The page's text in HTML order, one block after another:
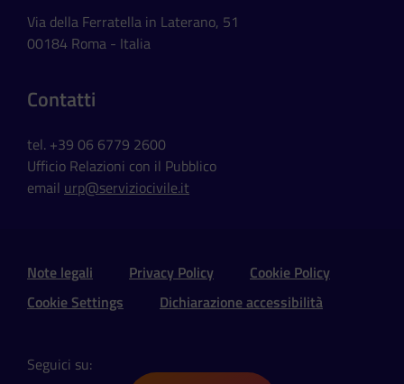
Via della Ferratella in Laterano, 51
00184 Roma - Italia
Contatti
tel. +39 06 6779 2600
Ufficio Relazioni con il Pubblico
email urp@serviziocivile.it
Sezione Link Utili e Social
Note legali Privacy Policy
Cookie Policy
Cookie Settings
Dichiarazione accessibilità
Seguici su: